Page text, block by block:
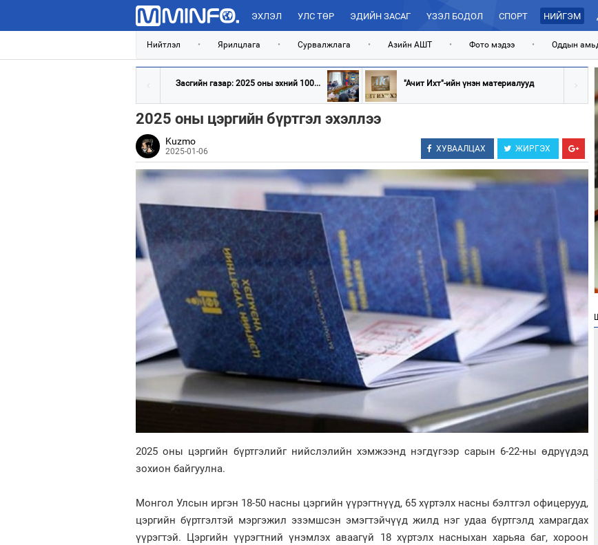
ЭХЛЭЛ УЛС ТӨР ЭДИЙН ЗАСАГ ҮЗЭЛ БОДОЛ СПОРТ НИЙГЭМ
Нийтлэл • Ярилцлага • Сурвалжлага • Азийн АШТ • Фото мэдээ • Оддын
Засгийн газар: 2025 оны эхний 100... "Ачит Ихт"-ийн үнэн материалууд
2025 оны цэргийн бүртгэл эхэллээ
Kuzmo
2025-01-06 ХУВААЛЦАХ ЖИРГЭХ
2025 оны цэргийн бүртгэлийг нийслэлийн хэмжээнд нэгдүгээр сарын 6-22-ны өдрүүдэд
зохион байгуулна.
Монгол Улсын иргэн 18-50 насны цэргийн үүрэгтнүүд, 65 хүртэлх насны бэлтгэл офицерууд,
цэргийн бүртгэлтэй мэргэжил эзэмшсэн эмэгтэйчүүд жилд нэг удаа бүртгэлд хамрагдах
үүрэгтэй. Цэргийн үүрэгтний үнэмлэх аваагүй 18 хүртэлх насныхан харьяа баг, хороон